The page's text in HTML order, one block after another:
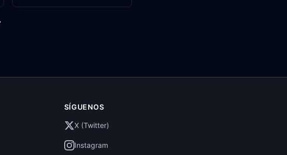
SÍGUENOS
X (Twitter)
Instagram